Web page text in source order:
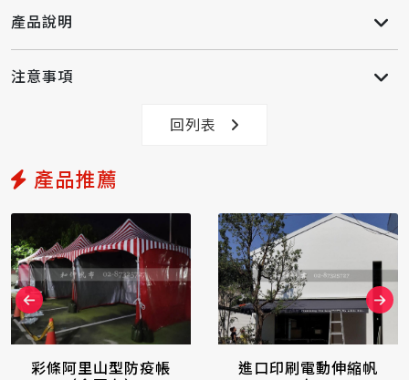
產品說明
注意事項
回列表
產品推薦
彩條阿里山型防疫帳
進口印刷電動伸縮帆